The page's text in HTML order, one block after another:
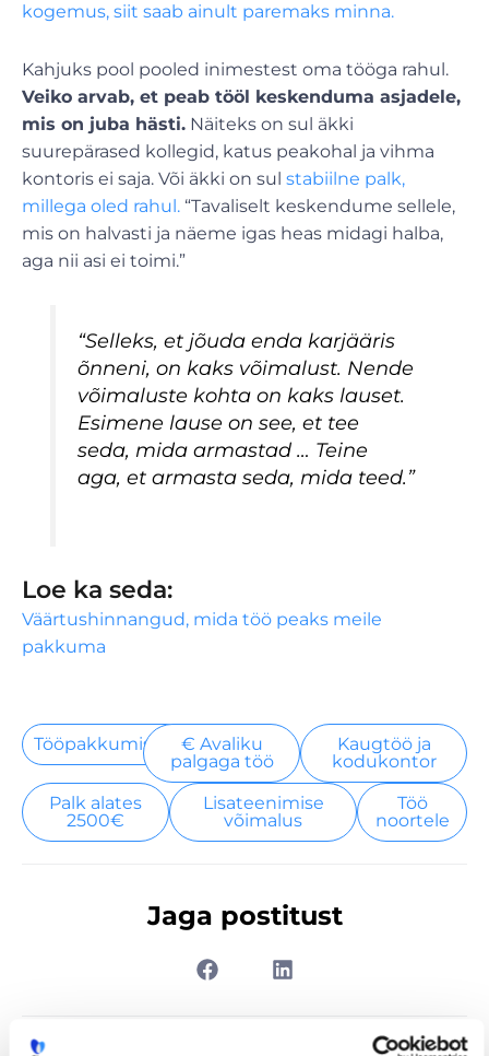
kogemus, siit saab ainult paremaks minna.
Kahjuks pool pooled inimestest oma tööga rahul.
Veiko arvab, et peab tööl keskenduma asjadele,
mis on juba hästi. Näiteks on sul äkki
suurepärased kollegid, katus peakohal ja vihma
kontoris ei saja. Või äkki on sul stabiilne palk,
millega oled rahul. “Tavaliselt keskendume sellele,
mis on halvasti ja näeme igas heas midagi halba,
aga nii asi ei toimi.”
“Selleks, et jõuda enda karjääris
õnneni, on kaks võimalust. Nende
võimaluste kohta on kaks lauset.
Esimene lause on see, et tee
seda, mida armastad … Teine
aga, et armasta seda, mida teed.”
Loe ka seda:
Väärtushinnangud, mida töö peaks meile
pakkuma
Tööpakkumised
€ Avaliku
palgaga töö
Kaugtöö ja
kodukontor
Palk alates
2500€
Lisateenimise
võimalus
Töö
noortele
Jaga postitust